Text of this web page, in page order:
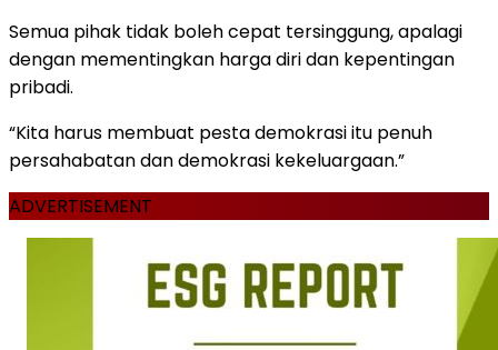
Semua pihak tidak boleh cepat tersinggung, apalagi
dengan mementingkan harga diri dan kepentingan
pribadi.
“Kita harus membuat pesta demokrasi itu penuh
persahabatan dan demokrasi kekeluargaan.”
ADVERTISEMENT